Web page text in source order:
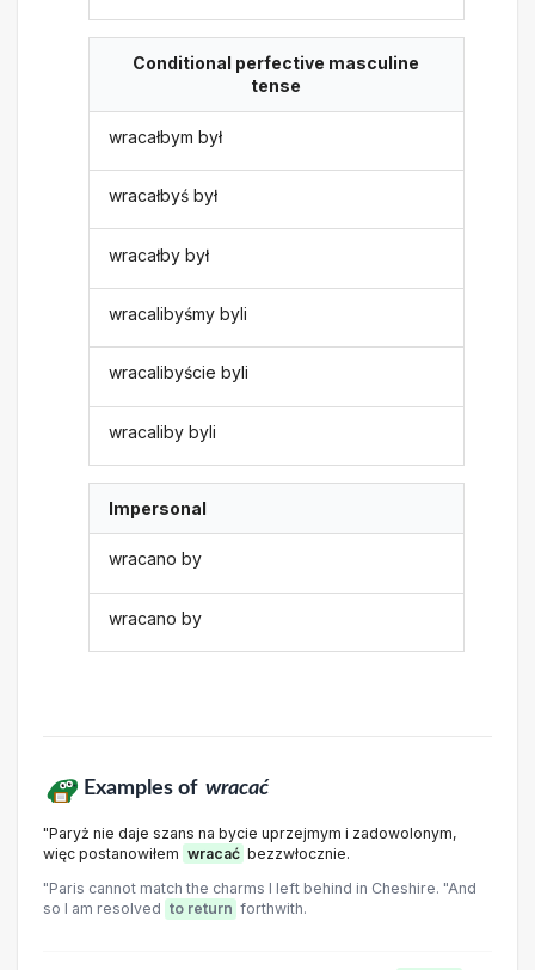
Conditional perfective masculine
tense
wracałbym był
wracałbyś był
wracałby był
wracalibyśmy byli
wracalibyście byli
wracaliby byli
Impersonal
wracano by
wracano by
Examples of wracać
"Paryż nie daje szans na bycie uprzejmym i zadowolonym,
więc postanowiłem wracać bezzwłocznie.
"Paris cannot match the charms I left behind in Cheshire. "And
so I am resolved to return forthwith.